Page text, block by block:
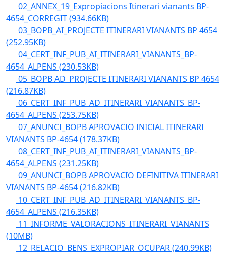
02_ANNEX_19_Expropiacions Itinerari vianants BP-
4654_CORREGIT(934.66KB)
03_BOPB_AI_PROJECTE ITINERARI VIANANTS BP 4654
(252.95KB)
04_CERT_INF_PUB_AI_ITINERARI_VIANANTS_BP-
4654_ALPENS (230.53KB)
05_BOPB AD_PROJECTE ITINERARI VIANANTS BP 4654
(216.87KB)
06_CERT_INF_PUB_AD_ITINERARI_VIANANTS_BP-
4654_ALPENS (253.75KB)
07_ANUNCI_BOPB APROVACIO INICIAL ITINERARI
VIANANTS BP-4654(178.37KB)
08_CERT_INF_PUB_AI_ITINERARI_VIANANTS_BP-
4654_ALPENS (231.25KB)
09_ANUNCI_BOPB APROVACIO DEFINITIVA ITINERARI
VIANANTS BP-4654(216.82KB)
10_CERT_INF_PUB_AD_ITINERARI_VIANANTS_BP-
4654_ALPENS (216.35KB)
11_INFORME_VALORACIONS_ITINERARI_VIANANTS
(10MB)
12_RELACIO_BENS_EXPROPIAR_OCUPAR(240.99KB)